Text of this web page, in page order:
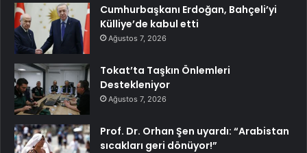
Cumhurbaşkanı Erdoğan, Bahçeli’yi
Külliye’de kabul etti
Ağustos 7, 2026
Tokat’ta Taşkın Önlemleri
Destekleniyor
Ağustos 7, 2026
Prof. Dr. Orhan Şen uyardı: “Arabistan
sıcakları geri dönüyor!”